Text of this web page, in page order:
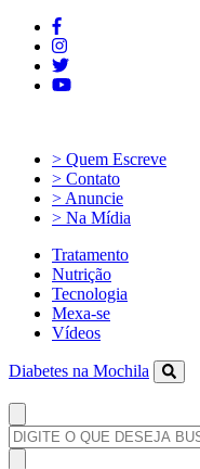
> Quem Escreve
> Contato
> Anuncie
> Na Mídia
Tratamento
Nutrição
Tecnologia
Mexa-se
Vídeos
Diabetes na Mochila